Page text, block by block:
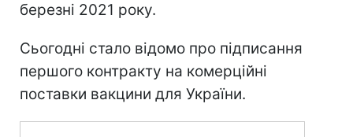
березні 2021 року.
Сьогодні стало відомо про підписання
першого контракту на комерційні
поставки вакцини для України.